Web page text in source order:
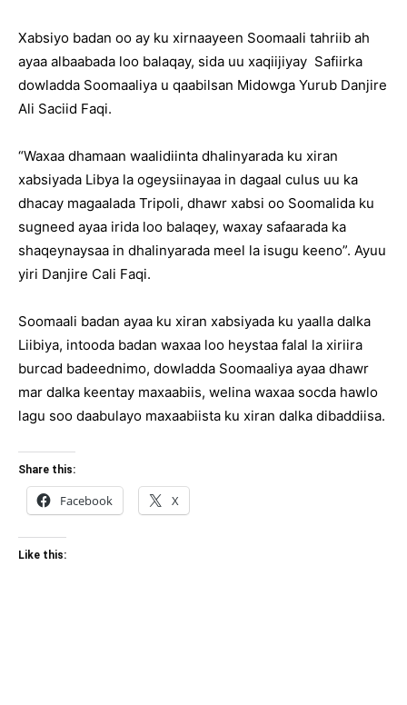
Xabsiyo badan oo ay ku xirnaayeen Soomaali tahriib ah
ayaa albaabada loo balaqay, sida uu xaqiijiyay Safiirka
dowladda Soomaaliya u qaabilsan Midowga Yurub Danjire
Ali Saciid Faqi.
“Waxaa dhamaan waalidiinta dhalinyarada ku xiran
xabsiyada Libya la ogeysiinayaa in dagaal culus uu ka
dhacay magaalada Tripoli, dhawr xabsi oo Soomalida ku
sugneed ayaa irida loo balaqey, waxay safaarada ka
shaqeynaysaa in dhalinyarada meel la isugu keeno”. Ayuu
yiri Danjire Cali Faqi.
Soomaali badan ayaa ku xiran xabsiyada ku yaalla dalka
Liibiya, intooda badan waxaa loo heystaa falal la xiriira
burcad badeednimo, dowladda Soomaaliya ayaa dhawr
mar dalka keentay maxaabiis, welina waxaa socda hawlo
lagu soo daabulayo maxaabiista ku xiran dalka dibaddiisa.
Share this:
Facebook X
Like this: